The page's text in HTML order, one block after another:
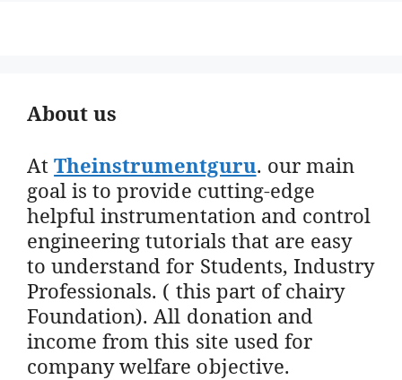
About us
AtTheinstrumentguru. our main
goal is to provide cutting-edge
helpful instrumentation and control
engineering tutorials that are easy
to understand for Students, Industry
Professionals. ( this part of chairy
Foundation). All donation and
income from this site used for
company welfare objective.